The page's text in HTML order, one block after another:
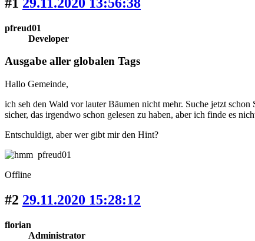
pfreud01
Developer
Ausgabe aller globalen Tags
Hallo Gemeinde,
ich seh den Wald vor lauter Bäumen nicht mehr. Suche jetzt
sicher, das irgendwo schon gelesen zu haben, aber ich finde es
Entschuldigt, aber wer gibt mir den Hint?
pfreud01
Offline
#2 29.11.2020 15:28:12
florian
Administrator